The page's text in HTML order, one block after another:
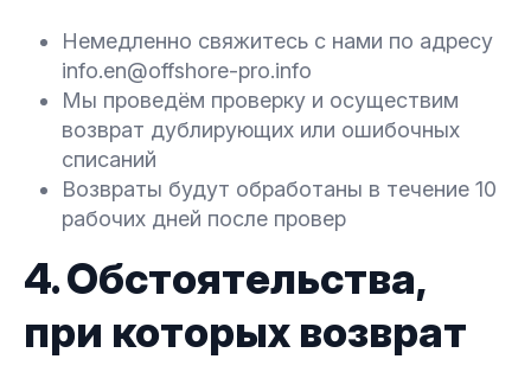
Немедленно свяжитесь с нами по адресу
info.en@offshore-pro.info
Мы проведём проверку и осуществим
возврат дублирующих или ошибочных
списаний
Возвраты будут обработаны в течение 10
рабочих дней после провер
4. Обстоятельства,
при которых возврат